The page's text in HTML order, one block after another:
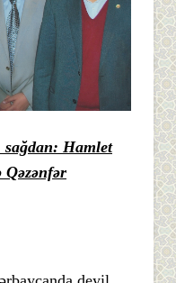
Hamlet
Qəzənfər